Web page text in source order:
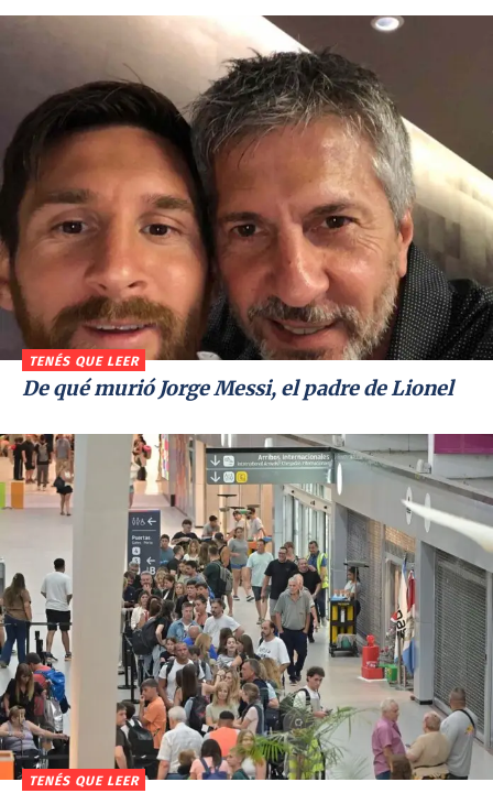
TENÉS QUE LEER
De qué murió Jorge Messi, el padre de Lionel
TENÉS QUE LEER